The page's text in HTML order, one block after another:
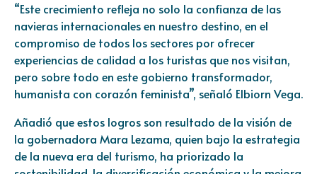
“Este crecimiento refleja no solo la confianza de las
navieras internacionales en nuestro destino, en el
compromiso de todos los sectores por ofrecer
experiencias de calidad a los turistas que nos visitan,
pero sobre todo en este gobierno transformador,
humanista con corazón feminista”, señaló Elbiorn Vega.
Añadió que estos logros son resultado de la visión de
la gobernadora Mara Lezama, quien bajo la estrategia
de la nueva era del turismo, ha priorizado la